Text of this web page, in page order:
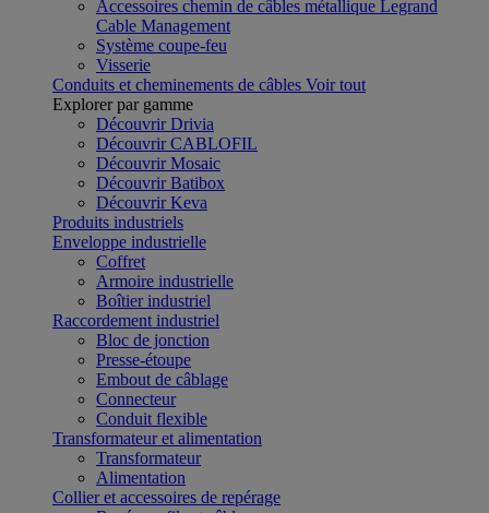
Accessoires chemin de câbles métallique Legrand
Cable Management
Système coupe-feu
Visserie
Conduits et cheminements de câbles Voir tout
Explorer par gamme
Découvrir Drivia
Découvrir CABLOFIL
Découvrir Mosaic
Découvrir Batibox
Découvrir Keva
Produits industriels
Enveloppe industrielle
Coffret
Armoire industrielle
Boîtier industriel
Raccordement industriel
Bloc de jonction
Presse-étoupe
Embout de câblage
Connecteur
Conduit flexible
Transformateur et alimentation
Transformateur
Alimentation
Collier et accessoires de repérage